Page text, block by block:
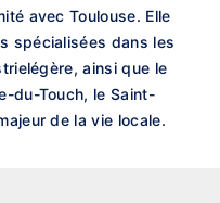
avec Toulouse. Elle
spécialisées dans les
ainsi que le
du-Touch, le Saint-
de la vie locale.